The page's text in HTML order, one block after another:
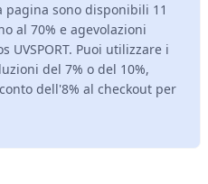
pagina sono disponibili 11
al 70% e agevolazioni
UVSPORT. Puoi utilizzare i
del 7% o del 10%,
dell'8% al checkout per